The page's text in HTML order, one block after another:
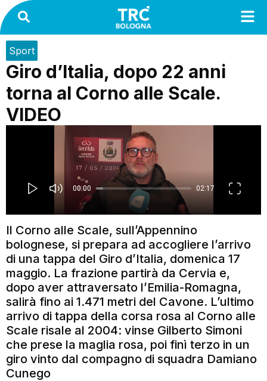
Sport
Giro d’Italia, dopo 22 anni
torna al Corno alle Scale.
VIDEO
Il Corno alle Scale, sull’Appennino
bolognese, si prepara ad accogliere l’arrivo
di una tappa del Giro d’Italia, domenica 17
maggio. La frazione partirà da Cervia e,
dopo aver attraversato l’Emilia-Romagna,
salirà fino ai 1.471 metri del Cavone. L’ultimo
arrivo di tappa della corsa rosa al Corno alle
Scale risale al 2004: vinse Gilberto Simoni
che prese la maglia rosa, poi finì terzo in un
giro vinto dal compagno di squadra Damiano
Cunego